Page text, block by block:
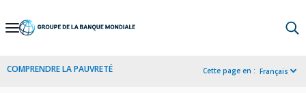
Skip
Navigation
COMPRENDRE LA PAUVRETÉ Cette page en : Français